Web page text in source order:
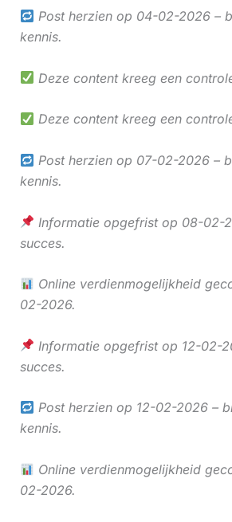
Post herzien op 04-02-2026 –
kennis.
Deze content kreeg een
Deze content kreeg een
Post herzien op 07-02-2026 –
kennis.
Informatie opgefrist op 08-02-
succes.
Online verdienmogelijkheid
02-2026.
Informatie opgefrist op 12-02-
succes.
Post herzien op 12-02-2026 –
kennis.
Online verdienmogelijkheid
02-2026.